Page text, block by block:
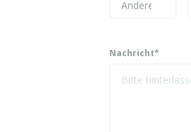
Nachricht*